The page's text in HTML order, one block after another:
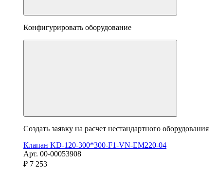
Конфигурировать оборудование
Создать заявку на расчет нестандартного оборудования
Клапан KD-120-300*300-F1-VN-EM220-04
Арт. 00-00053908
₽ 7 253